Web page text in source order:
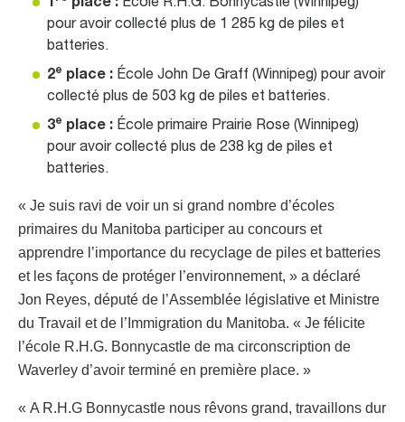
pour avoir collecté plus de 1 285 kg de piles et
batteries.
2e place : École John De Graff (Winnipeg) pour avoir
collecté plus de 503 kg de piles et batteries.
3e place : École primaire Prairie Rose (Winnipeg)
pour avoir collecté plus de 238 kg de piles et
batteries.
« Je suis ravi de voir un si grand nombre d’écoles
primaires du Manitoba participer au concours et
apprendre l’importance du recyclage de piles et batteries
et les façons de protéger l’environnement, » a déclaré
Jon Reyes, député de l’Assemblée législative et Ministre
du Travail et de l’Immigration du Manitoba. « Je félicite
l’école R.H.G. Bonnycastle de ma circonscription de
Waverley d’avoir terminé en première place. »
« A R.H.G Bonnycastle nous rêvons grand, travaillons dur